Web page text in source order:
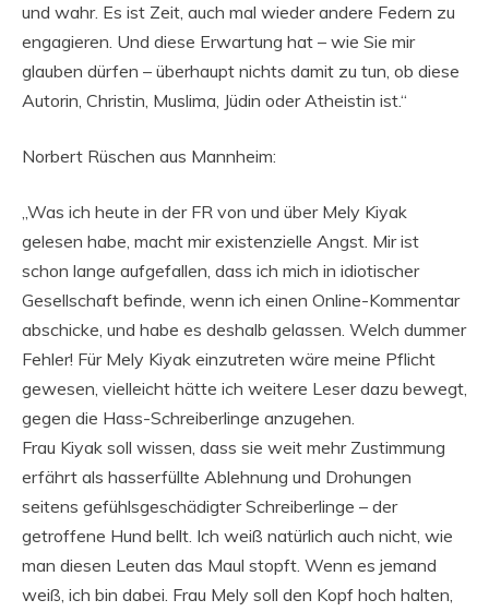
und wahr. Es ist Zeit, auch mal wieder andere Federn zu
engagieren. Und diese Erwartung hat – wie Sie mir
glauben dürfen – überhaupt nichts damit zu tun, ob diese
Autorin, Christin, Muslima, Jüdin oder Atheistin ist.“
Norbert Rüschen aus Mannheim:
„Was ich heute in der FR von und über Mely Kiyak
gelesen habe, macht mir existenzielle Angst. Mir ist
schon lange aufgefallen, dass ich mich in idiotischer
Gesellschaft befinde, wenn ich einen Online-Kommentar
abschicke, und habe es deshalb gelassen. Welch dummer
Fehler! Für Mely Kiyak einzutreten wäre meine Pflicht
gewesen, vielleicht hätte ich weitere Leser dazu bewegt,
gegen die Hass-Schreiberlinge anzugehen.
Frau Kiyak soll wissen, dass sie weit mehr Zustimmung
erfährt als hasserfüllte Ablehnung und Drohungen
seitens gefühlsgeschädigter Schreiberlinge – der
getroffene Hund bellt. Ich weiß natürlich auch nicht, wie
man diesen Leuten das Maul stopft. Wenn es jemand
weiß, ich bin dabei. Frau Mely soll den Kopf hoch halten,